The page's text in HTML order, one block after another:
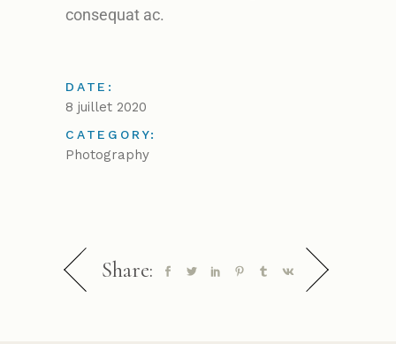
consequat ac.
DATE:
8 juillet 2020
CATEGORY:
Photography
Share: